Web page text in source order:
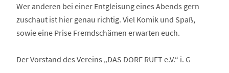
Wer anderen bei einer Entgleisung eines Abends gern
zuschaut ist hier genau richtig. Viel Komik und Spaß,
sowie eine Prise Fremdschämen erwarten euch.
Der Vorstand des Vereins „DAS DORF RUFT e.V.“ i. G